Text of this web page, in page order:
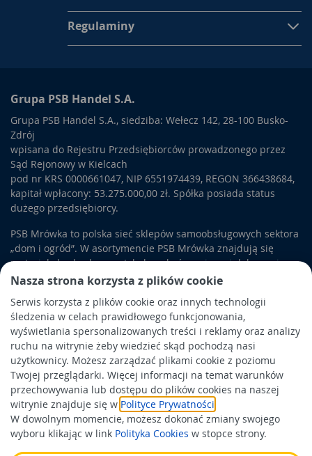
Nasza strona korzysta z plików cookie
Serwis korzysta z plików cookie oraz innych technologii
śledzenia w celach prawidłowego funkcjonowania,
wyświetlania spersonalizowanych treści i reklamy oraz analizy
ruchu na witrynie żeby wiedzieć skąd pochodzą nasi
użytkownicy. Możesz zarządzać plikami cookie z poziomu
Twojej przeglądarki. Więcej informacji na temat warunków
przechowywania lub dostępu do plików cookies na naszej
witrynie znajduje się w Polityce Prywatności
W dowolnym momencie, możesz dokonać zmiany swojego
wyboru klikając w link Polityka Cookies w stopce strony.
rozpocząć przeglądanie poszczególnych kategorii drzwi i
wybrać dokładnie te, które będą spełniały nasze oczekiwania,
jeśli chodzi o wygląd, klamki, rozwiązania dodatkowe typu
Regulaminy
Grupa PSB Handel S.A.
Grupa PSB Handel S.A., siedziba: Wełecz 142, 28-100 Busko-
Zdrój
wpisana do Rejestru Przedsiębiorców prowadzonego przez
Sąd Rejonowy w Kielcach
pod nr KRS 0000661047, NIP 6551974439, REGON 366438684,
kapitał wpłacony: 53.275.000,00 zł. Spółka posiada status
dużego przedsiębiorcy.
PSB Mrówka to polska sieć sklepów samoobsługowych sektora
„dom i ogród”. W asortymencie PSB Mrówka znajdują się
materiały budowlane, artykuły wykończeniowe i dekoracyjne,
wyposażenie łazienek i kuchni, elektronarzędzia, a także
artykuły związane z ogrodem i otoczeniem domu.
Obowiązek informacyjny
Polityka prywatności
Polityka Cookies
Odbiór zużytego sprzętu
Wspierają nas: